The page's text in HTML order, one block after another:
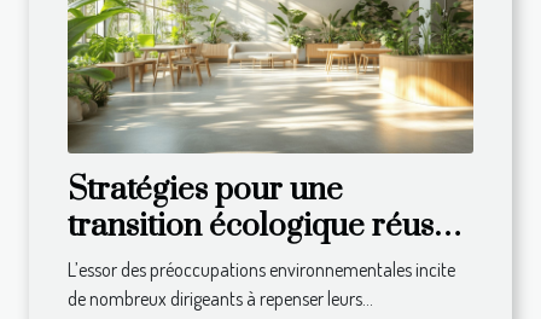
Stratégies pour une
transition écologique réussie
dans votre entreprise
L’essor des préoccupations environnementales incite
de nombreux dirigeants à repenser leurs...